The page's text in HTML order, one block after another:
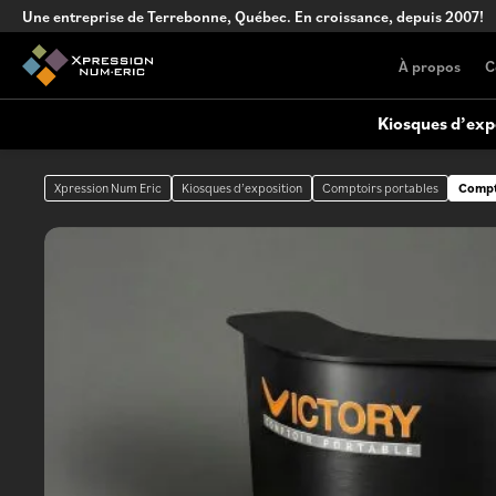
Une entreprise de Terrebonne, Québec. En croissance, depuis 2007!
À propos
Kiosques
Kiosque sur mesure
Comptoirs portables
Comptoir portables versatiles pour
événements
Affichage extérieur
Xpression Num Eric Kiosques d’exposition Comptoirs portables